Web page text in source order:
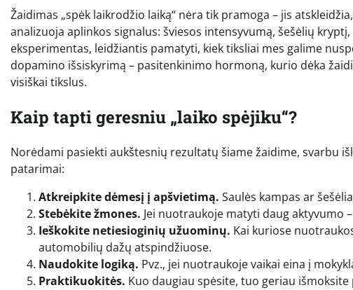
Žaidimas „spėk laikrodžio laiką“ nėra tik pramoga – jis
analizuoja aplinkos signalus: šviesos intensyvumą, šešėlių
eksperimentas, leidžiantis pamatyti, kiek tiksliai mes galime
dopamino išsiskyrimą – pasitenkinimo hormoną, kurio dėka
visiškai tikslus.
Kaip tapti geresniu „laiko spėjiku“?
Norėdami pasiekti aukštesnių rezultatų šiame žaidime, svarbu
patarimai:
Atkreipkite dėmesį į apšvietimą. Saulės kampas ar
Stebėkite žmones. Jei nuotraukoje matyti daug aktyvumo
Ieškokite netiesioginių užuominų. Kai kuriose
automobilių dažų atspindžiuose.
Naudokite logiką. Pvz., jei nuotraukoje vaikai eina į
Praktikuokitės. Kuo daugiau spėsite, tuo geriau